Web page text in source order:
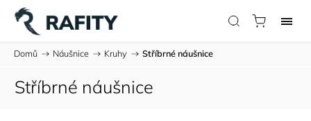
Domů / Náušnice / Kruhy / Stříbrné náušnice
Stříbrné náušnice